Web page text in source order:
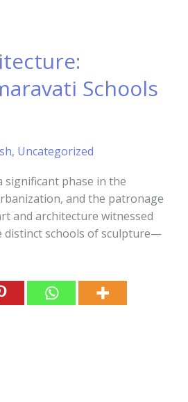
Schools
, Uncategorized
significant phase in the
and the patronage
and architecture witnessed
distinct schools of sculpture—